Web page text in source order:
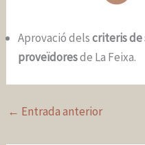
Aprovació delscriteris de
proveïdoresde La Feixa.
← Entrada anterior